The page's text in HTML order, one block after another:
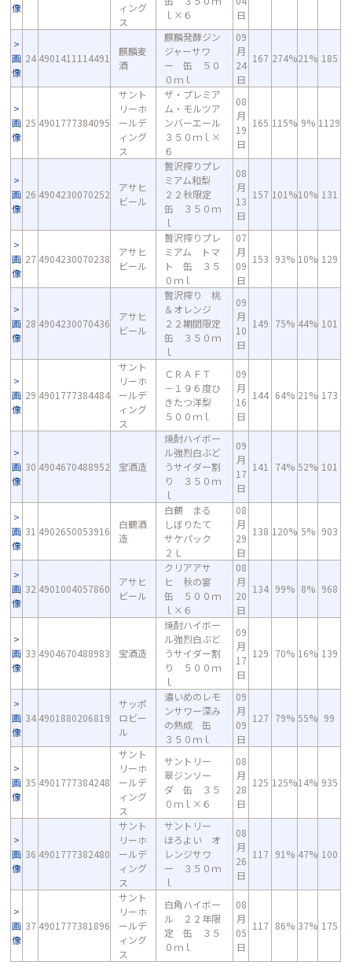
像
ィング
ス
ｌ×６
日
画
像
24 4901411114491
麒麟麦
酒
麒麟発酵ジン
ジャーサワ
ー 缶 ５０
０ｍｌ
09
月
24
日
167 274%21% 185
画
像
25 4901777384095
サント
リーホ
ールデ
ィング
ス
ザ・プレミア
ム・モルツア
ンバーエール
３５０ｍｌ×
６
08
月
19
日
165 115% 9% 1129
画
像
26 4904230070252
アサヒ
ビール
贅沢搾りプレ
ミアム和梨
２２秋限定
缶 ３５０ｍ
ｌ
08
月
13
日
157 101%10% 131
画
像
27 4904230070238
アサヒ
ビール
贅沢搾りプレ
ミアム トマ
ト 缶 ３５
０ｍｌ
07
月
09
日
153 93% 10% 129
画
像
28 4904230070436
アサヒ
ビール
贅沢搾り 桃
＆オレンジ
２２期間限定
缶 ３５０ｍ
ｌ
09
月
10
日
149 75% 44% 101
画
像
29 4901777384484
サント
リーホ
ールデ
ィング
ス
ＣＲＡＦＴ
－１９６度ひ
きたつ洋梨
５００ｍｌ
09
月
16
日
144 64% 21% 173
画
像
30 4904670488952 宝酒造
焼酎ハイボー
ル強烈白ぶど
うサイダー割
り ３５０ｍ
ｌ
09
月
17
日
141 74% 52% 101
画
像
31 4902650053916
白鶴酒
造
白鶴 まる
しぼりたて
サケパック
２Ｌ
08
月
29
日
138 120% 5% 903
画
像
32 4901004057860
アサヒ
ビール
クリアアサ
ヒ 秋の宴
缶 ５００ｍ
ｌ×６
08
月
20
日
134 99% 8% 968
画
像
33 4904670488983 宝酒造
焼酎ハイボー
ル強烈白ぶど
うサイダー割
り ５００ｍ
ｌ
09
月
17
日
129 70% 16% 139
画
像
34 4901880206819
サッポ
ロビー
ル
濃いめのレモ
ンサワー深み
の熟成 缶
３５０ｍｌ
09
月
09
日
127 79% 55% 99
画
像
35 4901777384248
サント
リーホ
ールデ
ィング
ス
サントリー
翠ジンソー
ダ 缶 ３５
０ｍｌ×６
08
月
28
日
125 125%14% 935
画
像
36 4901777382480
サント
リーホ
ールデ
ィング
ス
サントリー
ほろよい オ
レンジサワ
ー ３５０ｍ
ｌ
08
月
26
日
117 91% 47% 100
画
像
37 4901777381896
サント
リーホ
ールデ
ィング
ス
白角ハイボー
ル ２２年限
定 缶 ３５
０ｍｌ
08
月
05
日
117 86% 37% 175